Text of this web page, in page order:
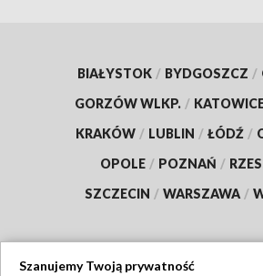
BIAŁYSTOK / BYDGOSZCZ /
GORZÓW WLKP. /
KRAKÓW / LUBLIN / ŁÓDŹ /
OPOLE / POZNAŃ /
SZCZECIN / WARSZAWA /
Szanujemy Twoją prywatność